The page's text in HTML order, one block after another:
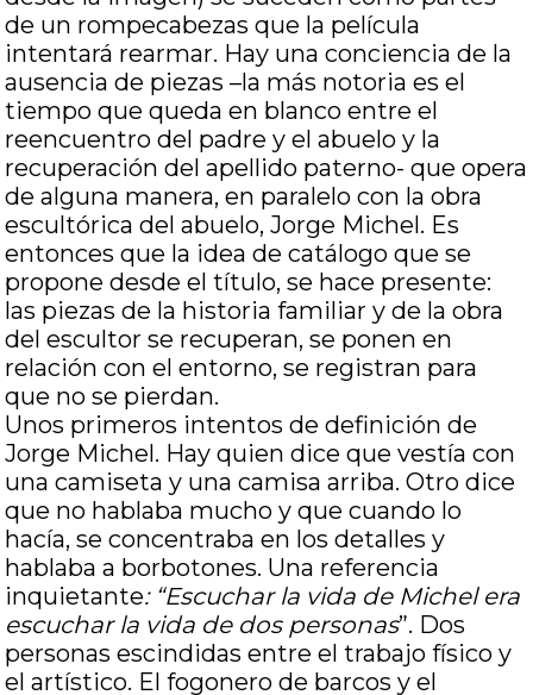
de un rompecabezas que la película
intentará rearmar. Hay una conciencia de la
ausencia de piezas –la más notoria es el
tiempo que queda en blanco entre el
reencuentro del padre y el abuelo y la
recuperación del apellido paterno- que opera
de alguna manera, en paralelo con la obra
escultórica del abuelo, Jorge Michel. Es
entonces que la idea de catálogo que se
propone desde el título, se hace presente:
las piezas de la historia familiar y de la obra
del escultor se recuperan, se ponen en
relación con el entorno, se registran para
que no se pierdan.
Unos primeros intentos de definición de
Jorge Michel. Hay quien dice que vestía con
una camiseta y una camisa arriba. Otro dice
que no hablaba mucho y que cuando lo
hacía, se concentraba en los detalles y
hablaba a borbotones. Una referencia
inquietante: “Escuchar la vida de Michel era
escuchar la vida de dos personas”. Dos
personas escindidas entre el trabajo físico y
el artístico. El fogonero de barcos y el